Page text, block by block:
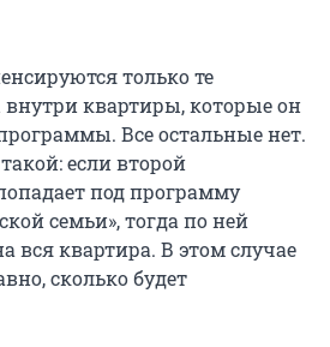
только те
квартиры, которые он
Все остальные нет.
если второй
под программу
семьи», тогда по ней
вся квартира. В этом случае
сколько будет